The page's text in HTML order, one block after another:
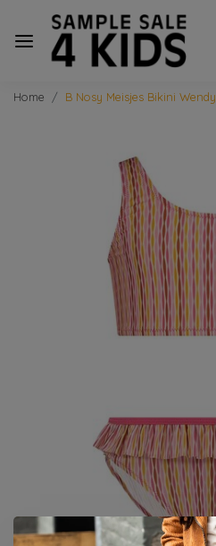
Home B Nosy Meisjes Bikini Wendy